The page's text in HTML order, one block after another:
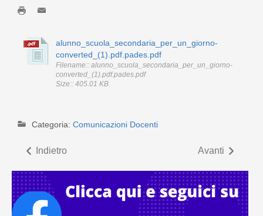
alunno_scuola_secondaria_per_un_giorno-
converted_(1).pdf.pades.pdf
Filename:: alunno_scuola_secondaria_per_un_giorno-
converted_(1).pdf.pades.pdf
Size:: 405.01 KB
Categoria: Comunicazioni Docenti
Indietro Avanti